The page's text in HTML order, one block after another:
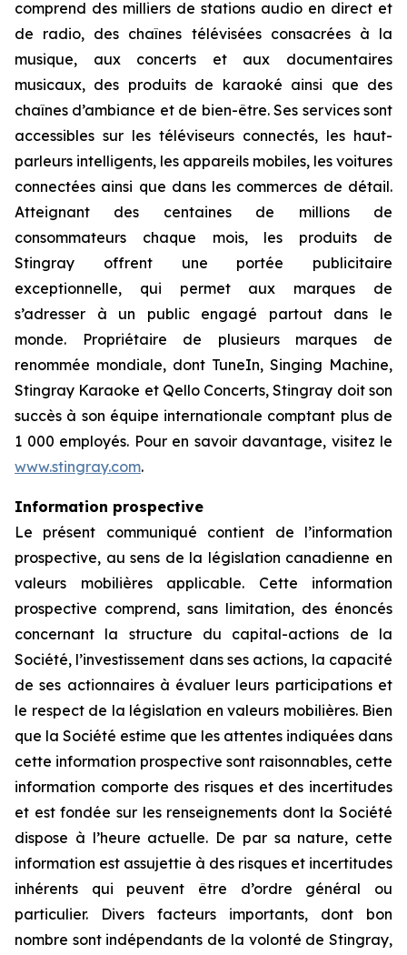
comprend des milliers de stations audio en direct et
de radio, des chaînes télévisées consacrées à la
musique, aux concerts et aux documentaires
musicaux, des produits de karaoké ainsi que des
chaînes d’ambiance et de bien-être. Ses services sont
accessibles sur les téléviseurs connectés, les haut-
parleurs intelligents, les appareils mobiles, les voitures
connectées ainsi que dans les commerces de détail.
Atteignant des centaines de millions de
consommateurs chaque mois, les produits de
Stingray offrent une portée publicitaire
exceptionnelle, qui permet aux marques de
s’adresser à un public engagé partout dans le
monde. Propriétaire de plusieurs marques de
renommée mondiale, dont TuneIn, Singing Machine,
Stingray Karaoke et Qello Concerts, Stingray doit son
succès à son équipe internationale comptant plus de
1 000 employés. Pour en savoir davantage, visitez le
www.stingray.com.
Information prospective
Le présent communiqué contient de l’information
prospective, au sens de la législation canadienne en
valeurs mobilières applicable. Cette information
prospective comprend, sans limitation, des énoncés
concernant la structure du capital-actions de la
Société, l’investissement dans ses actions, la capacité
de ses actionnaires à évaluer leurs participations et
le respect de la législation en valeurs mobilières. Bien
que la Société estime que les attentes indiquées dans
cette information prospective sont raisonnables, cette
information comporte des risques et des incertitudes
et est fondée sur les renseignements dont la Société
dispose à l’heure actuelle. De par sa nature, cette
information est assujettie à des risques et incertitudes
inhérents qui peuvent être d’ordre général ou
particulier. Divers facteurs importants, dont bon
nombre sont indépendants de la volonté de Stingray,